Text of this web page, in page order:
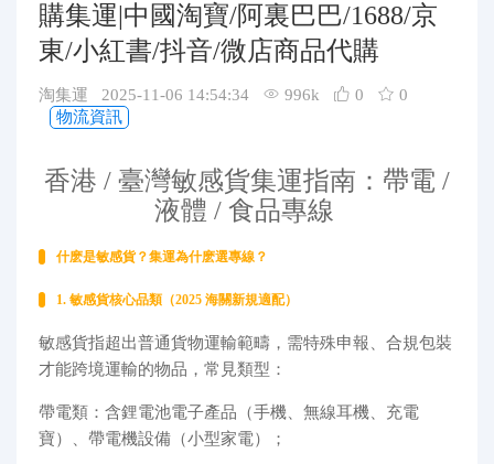
物流資訊
購集運|中國淘寶/阿裏巴巴/1688/京
東/小紅書/抖音/微店商品代購
淘集運 2025-11-06 14:54:34 996k 0
0
物流資訊
香港 / 臺灣敏感貨集運指南：帶電 /
液體 / 食品專線
什麽是敏感貨？集運為什麽選專線？
1. 敏感貨核心品類（2025 海關新規適配）
敏感貨指超出普通貨物運輸範疇，需特殊申報、合規包裝
才能跨境運輸的物品，常見類型：
帶電類：含鋰電池電子產品（手機、無線耳機、充電
寶）、帶電機設備（小型家電）；